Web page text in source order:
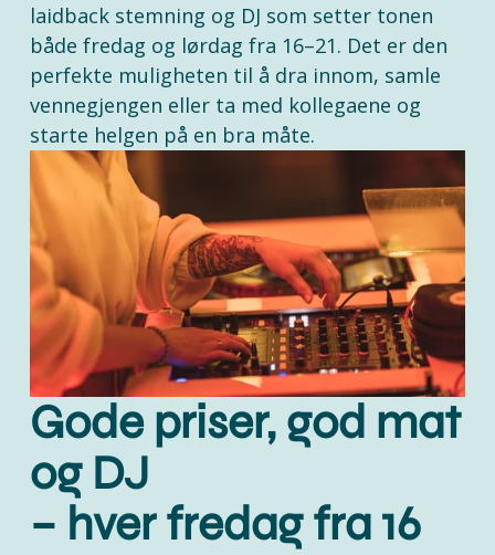
laidback stemning og DJ som setter tonen
både fredag og lørdag fra 16–21. Det er den
perfekte muligheten til å dra innom, samle
vennegjengen eller ta med kollegaene og
starte helgen på en bra måte.
Gode priser, god mat
og DJ
– hver fredag fra 16